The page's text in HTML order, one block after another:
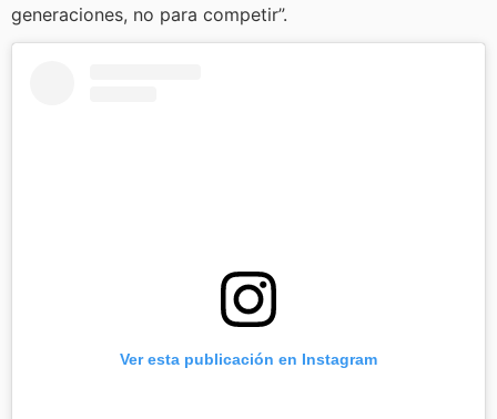
generaciones, no para competir”.
Ver esta publicación en Instagram